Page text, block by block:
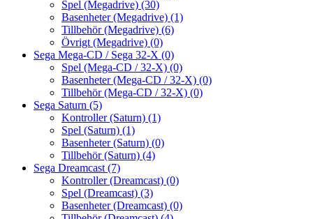
Spel (Megadrive) (30)
Basenheter (Megadrive) (1)
Tillbehör (Megadrive) (6)
Övrigt (Megadrive) (0)
Sega Mega-CD / Sega 32-X (0)
Spel (Mega-CD / 32-X) (0)
Basenheter (Mega-CD / 32-X) (0)
Tillbehör (Mega-CD / 32-X) (0)
Sega Saturn (5)
Kontroller (Saturn) (1)
Spel (Saturn) (1)
Basenheter (Saturn) (0)
Tillbehör (Saturn) (4)
Sega Dreamcast (7)
Kontroller (Dreamcast) (0)
Spel (Dreamcast) (3)
Basenheter (Dreamcast) (0)